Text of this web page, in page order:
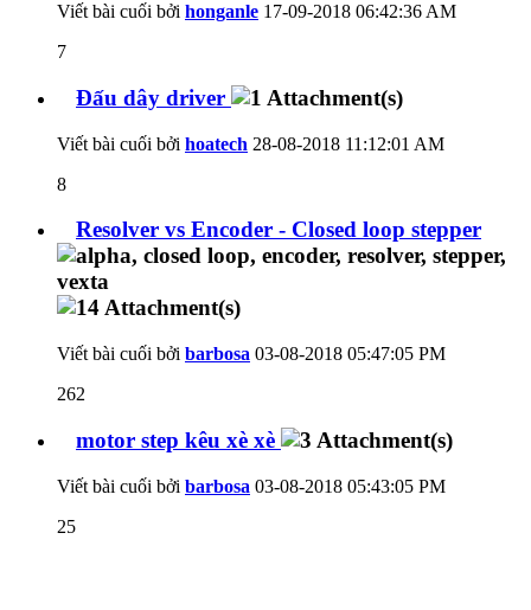
Viết bài cuối bởi honganle 17-09-2018 06:42:36 AM
7
Đấu dây driver
Viết bài cuối bởi hoatech 28-08-2018 11:12:01 AM
8
Resolver vs Encoder - Closed loop stepper
Viết bài cuối bởi barbosa 03-08-2018 05:47:05 PM
262
motor step kêu xè xè
Viết bài cuối bởi barbosa 03-08-2018 05:43:05 PM
25